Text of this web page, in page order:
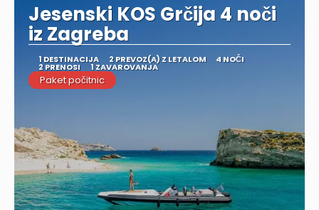
Jesenski KOS Grčija 4 noči
iz Zagreba
1 DESTINACIJA 2 PREVOZ(A) Z LETALOM 4 NOČI
2 PRENOSI 1 ZAVAROVANJA
Paket počitnic